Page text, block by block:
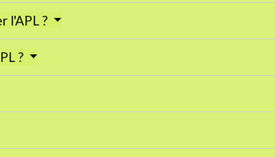
l'APL ?
?